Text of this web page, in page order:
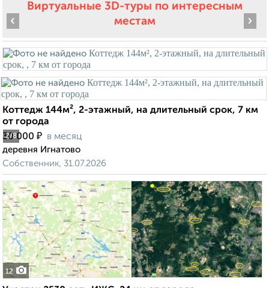
Виртуальные 3D-туры по интересным
местам
2/8
‹ ›
Коттедж 144м², 2-этажный, на длительный срок, 7 км
от города
30 000 ₽ в месяц
деревня Игнатово
Собственник, 31.07.2026
12